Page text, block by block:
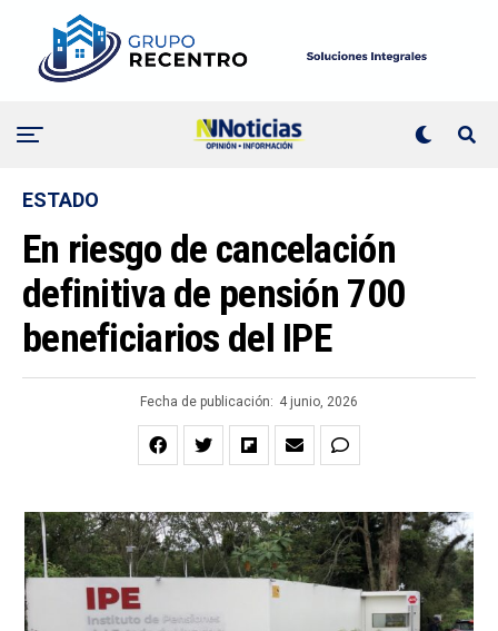
ESTADO
En riesgo de cancelación
definitiva de pensión 700
beneficiarios del IPE
Fecha de publicación: 4 junio, 2026